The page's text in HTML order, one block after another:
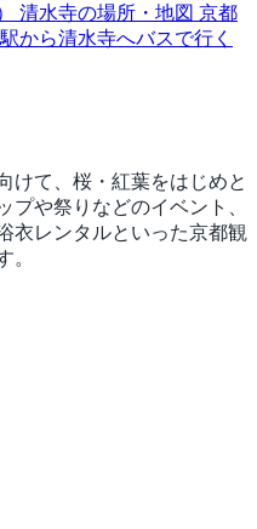
清水寺の場所・地図 京都
から清水寺へバスで行く
けて、桜・紅葉をはじめと
プや祭りなどのイベント、
衣レンタルといった京都観
。